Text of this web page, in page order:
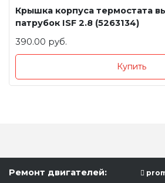
Крышка корпуса термостата
патрубок ISF 2.8 (5263134)
390.00 руб.
Купить
Ремонт двигателей: